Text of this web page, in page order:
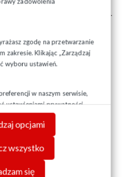
zgodę na przetwarzanie
zakresie. Klikając „Zarządzaj
wyboru ustawień.
w naszym serwisie,
ustawieniami prywatności
informacji o przetwarzaniu
prywatności.
opcjami
wszystko
się
oraz Pfleiderer Grajewo S.A.
Prymasa Józefa Glempa